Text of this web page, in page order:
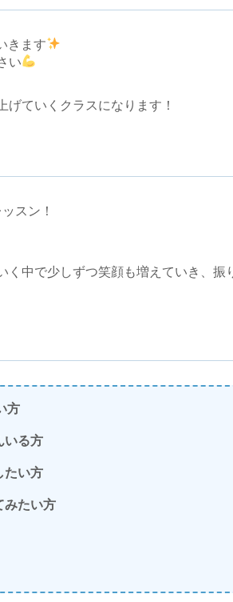
きます
い
ていくクラスになります！
スン！
中で少しずつ笑顔も増えていき、振
方
いる方
たい方
みたい方